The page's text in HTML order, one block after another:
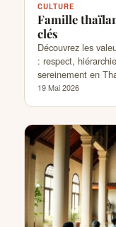
CULTURE
Famille
clés
Découvrez les
: respect,
sereinement en
19 Mai 2026